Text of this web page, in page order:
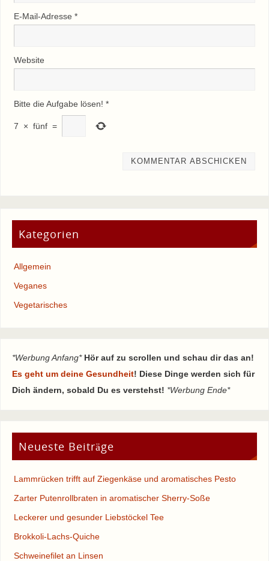
E-Mail-Adresse *
Website
Bitte die Aufgabe lösen! *
7 × fünf =
Kategorien
Allgemein
Veganes
Vegetarisches
*Werbung Anfang* Hör auf zu scrollen und schau dir das an!
Es geht um deine Gesundheit! Diese Dinge werden sich für
Dich ändern, sobald Du es verstehst! *Werbung Ende*
Neueste Beiträge
Lammrücken trifft auf Ziegenkäse und aromatisches Pesto
Zarter Putenrollbraten in aromatischer Sherry-Soße
Leckerer und gesunder Liebstöckel Tee
Brokkoli-Lachs-Quiche
Schweinefilet an Linsen